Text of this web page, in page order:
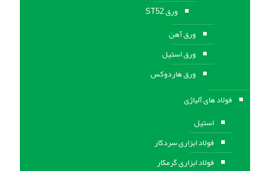
ورق ST52
ورق آهن
ورق استيل
ورق هاردوکس
فولاد های آلیاژی
استیل
فولاد ابزاری سردکار
فولاد ابزاری گرمکار